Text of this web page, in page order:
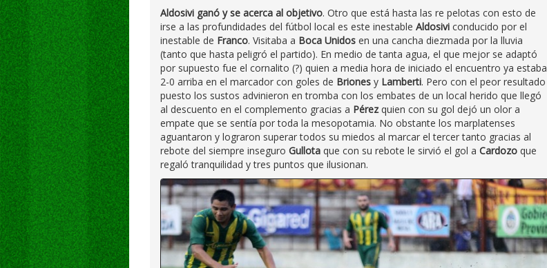
Aldosivi ganó y se acerca al objetivo. Otro que está hasta las re pelotas con esto de
irse a las profundidades del fútbol local es este inestable Aldosivi conducido por el
inestable de Franco. Visitaba a Boca Unidos en una cancha diezmada por la lluvia
(tanto que hasta peligró el partido). En medio de tanta agua, el que mejor se adaptó
por supuesto fue el cornalito (?) quien a media hora de iniciado el encuentro ya estaba
2-0 arriba en el marcador con goles de Briones y Lamberti. Pero con el peor resultado
puesto los sustos advinieron en tromba con los embates de un local herido que llegó
al descuento en el complemento gracias a Pérez quien con su gol dejó un olor a
empate que se sentía por toda la mesopotamia. No obstante los marplatenses
aguantaron y lograron superar todos su miedos al marcar el tercer tanto gracias al
rebote del siempre inseguro Gullota que con su rebote le sirvió el gol a Cardozo que
regaló tranquilidad y tres puntos que ilusionan.